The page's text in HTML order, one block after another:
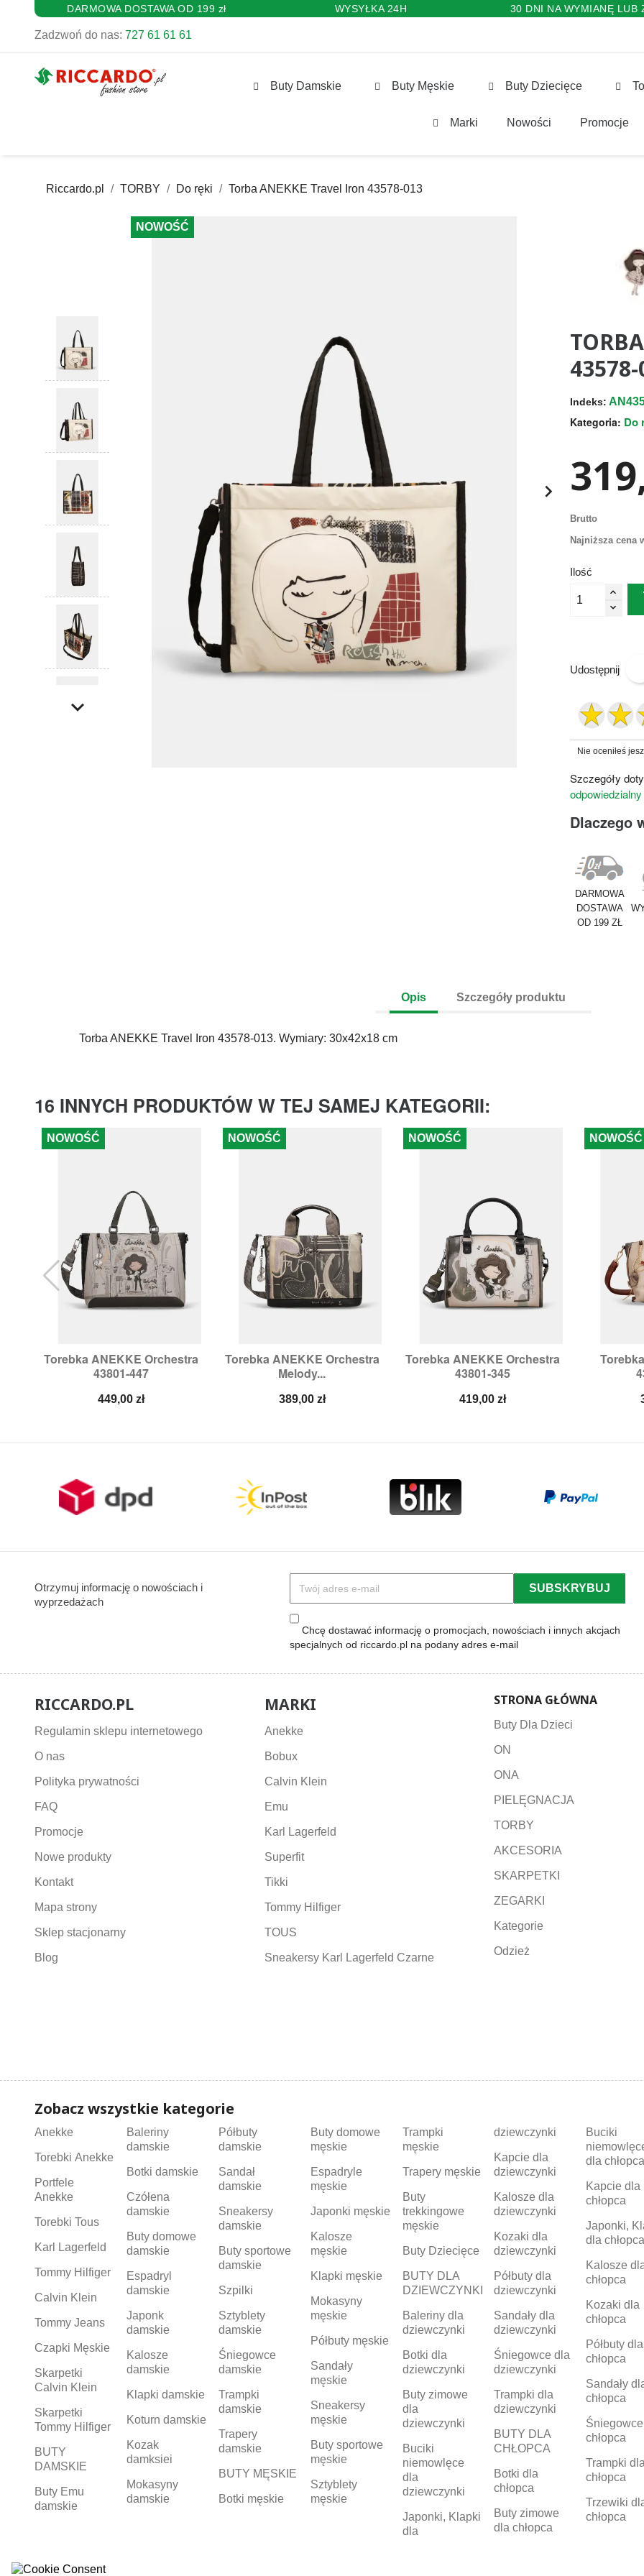
DARMOWA DOSTAWA OD 199 zł WYSYŁKA 24H 30 DNI NA WYMIANĘ LUB
Zadzwoń do nas: 727 61 61 61
Buty Damskie Buty Męskie Buty Dziecięce
Marki Nowości Promocje
Riccardo.pl TORBY Do ręki Torba ANEKKE Travel Iron 43578-013
NOWOŚĆ

Indeks:
Kategoria: Do
Brutto
Najniższa cena
Ilość
Udostępnij
Nie oceniłeś
Szczegóły
Dlaczego
DARMOWA
DOSTAWA
OD 199 ZŁ
Opis Szczegóły produktu
Torba ANEKKE Travel Iron 43578-013. Wymiary: 30x42x18 cm
16 INNYCH PRODUKTÓW W TEJ SAMEJ KATEGORII:
Torebka ANEKKE Orchestra
43801-447
Cena
449,00 zł
 Szybki podgląd
NOWOŚĆ
Torebka ANEKKE Orchestra
Melody...
Cena
389,00 zł
 Szybki podgląd
NOWOŚĆ
Torebka ANEKKE Orchestra
43801-345
Cena
419,00 zł
 Szybki podgląd
NOWOŚĆ

NOWOŚĆ
Otrzymuj informację o nowościach i
wyprzedażach
Chcę dostawać informację o promocjach, nowościach i innych akcjach
specjalnych od riccardo.pl na podany adres e-mail
RICCARDO.PL
Regulamin sklepu internetowego
O nas
Polityka prywatności
FAQ
Promocje
Nowe produkty
Kontakt
Mapa strony
Sklep stacjonarny
Blog
MARKI
Anekke
Bobux
Calvin Klein
Emu
Karl Lagerfeld
Superfit
Tikki
Tommy Hilfiger
TOUS
Sneakersy Karl Lagerfeld Czarne
STRONA GŁÓWNA
Buty Dla Dzieci
ON
ONA
PIELĘGNACJA
TORBY
AKCESORIA
SKARPETKI
ZEGARKI
Kategorie
Odzież
Zobacz wszystkie kategorie
Anekke
Torebki Anekke
Portfele
Anekke
Torebki Tous
Karl Lagerfeld
Tommy Hilfiger
Calvin Klein
Tommy Jeans
Czapki Męskie
Skarpetki
Calvin Klein
Skarpetki
Tommy Hilfiger
BUTY
DAMSKIE
Buty Emu
damskie
Baleriny
damskie
Botki damskie
Czółena
damskie
Buty domowe
damskie
Espadryl
damskie
Japonk
damskie
Kalosze
damskie
Klapki damskie
Koturn damskie
Kozak
damksiei
Mokasyny
damskie
Półbuty
damskie
Sandał
damskie
Sneakersy
damskie
Buty sportowe
damskie
Szpilki
Sztyblety
damskie
Śniegowce
damskie
Trampki
damskie
Trapery
damskie
BUTY MĘSKIE
Botki męskie
Buty domowe
męskie
Espadryle
męskie
Japonki męskie
Kalosze
męskie
Klapki męskie
Mokasyny
męskie
Półbuty męskie
Sandały
męskie
Sneakersy
męskie
Buty sportowe
męskie
Sztyblety
męskie
Trampki
męskie
Trapery męskie
Buty
trekkingowe
męskie
Buty Dziecięce
BUTY DLA
DZIEWCZYNKI
Baleriny dla
dziewczynki
Botki dla
dziewczynki
Buty zimowe
dla
dziewczynki
Buciki
niemowlęce
dla
dziewczynki
Japonki, Klapki
dla
dziewczynki
Kapcie dla
dziewczynki
Kalosze dla
dziewczynki
Kozaki dla
dziewczynki
Półbuty dla
dziewczynki
Sandały dla
dziewczynki
Śniegowce dla
dziewczynki
Trampki dla
dziewczynki
BUTY DLA
CHŁOPCA
Botki dla
chłopca
Buty zimowe
dla chłopca
Buciki
dla chłopca
Kapcie dla
chłopca
Japonki,
dla chłopca
Kalosze
chłopca
Kozaki dla
chłopca
Półbuty dla
chłopca
Sandały
chłopca
chłopca
Trampki
chłopca
Trzewiki
chłopca